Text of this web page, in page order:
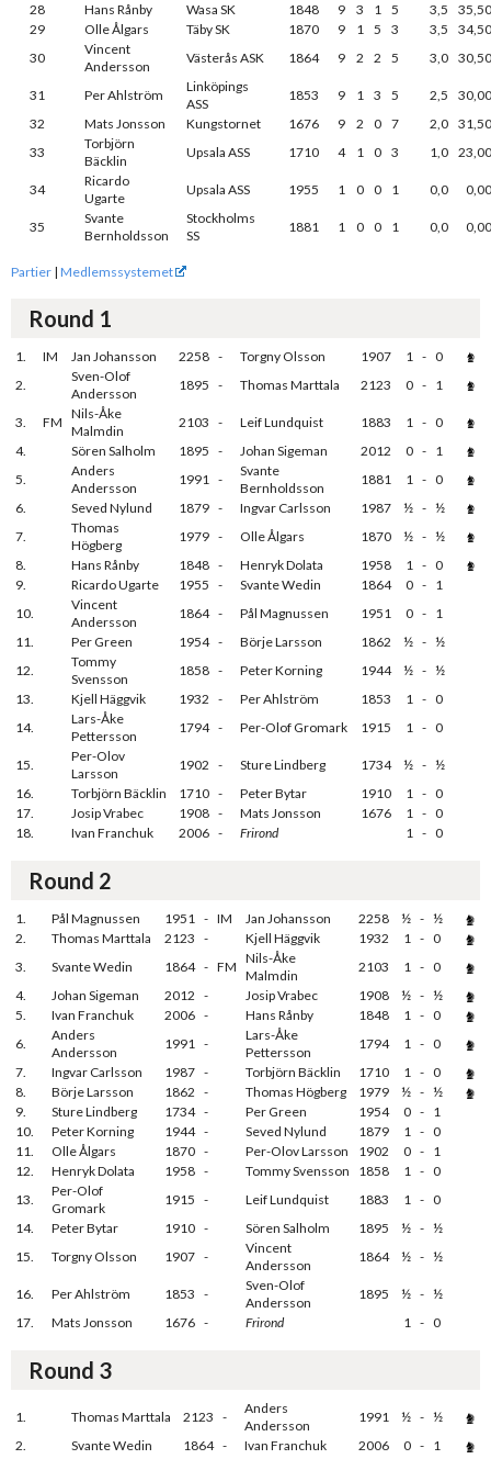
28
Hans Rånby Wasa SK 1848 9 3 1 5 3,5
35,50
29
Olle Ålgars Täby SK 1870 9 1 5 3 3,5
34,50
30
Vincent
Andersson
Västerås ASK 1864 9 2 2 5 3,0 30,50
31 Per Ahlström
Linköpings
ASS
1853 9 1 3 5 2,5
30,00
32
Mats Jonsson Kungstornet 1676 9 2 0 7 2,0 31,50
33
Torbjörn
Bäcklin
Upsala ASS 1710 4 1 0 3 1,0 23,00
34
Ricardo
Ugarte
Upsala ASS 1955 1 0 0 1 0,0 0,00
35
Svante
Bernholdsson
Stockholms
SS
1881 1 0 0 1 0,0 0,00
Partier | Medlemssystemet
Round 1
1. IM Jan Johansson 2258 - Torgny Olsson 1907 1 - 0
2.
Sven-Olof
Andersson
1895 - Thomas Marttala 2123 0 - 1
3. FM
Nils-Åke
Malmdin
2103 - Leif Lundquist 1883 1 - 0
4.
Sören Salholm 1895 - Johan Sigeman 2012 0 - 1
5.
Anders
Andersson
1991 -
Svante
Bernholdsson
1881 1 - 0
6.
Seved Nylund 1879 - Ingvar Carlsson 1987 ½ - ½
7.
Thomas
Högberg
1979 - Olle Ålgars 1870 ½ - ½
8.
Hans Rånby 1848 - Henryk Dolata 1958 1 - 0
9.
Ricardo Ugarte 1955 - Svante Wedin 1864 0 - 1
10.
Vincent
Andersson
1864 - Pål Magnussen 1951 0 - 1
11.
Per Green 1954 - Börje Larsson 1862 ½ - ½
12.
Tommy
Svensson
1858 - Peter Korning 1944 ½ - ½
13.
Kjell Häggvik 1932 - Per Ahlström 1853 1 - 0
14.
Lars-Åke
Pettersson
1794 - Per-Olof Gromark 1915 1 - 0
15.
Per-Olov
Larsson
1902 - Sture Lindberg 1734 ½ - ½
16.
Torbjörn Bäcklin 1710 - Peter Bytar 1910 1 - 0
17.
Josip Vrabec 1908 - Mats Jonsson 1676 1 - 0
18.
Ivan Franchuk 2006 - Frirond 1 - 0
Round 2
1. Pål Magnussen 1951 - IM Jan Johansson 2258 ½ - ½
2.
Thomas Marttala 2123 - Kjell Häggvik 1932 1 - 0
3.
Svante Wedin 1864 - FM
Nils-Åke
Malmdin
2103 1 - 0
4.
Johan Sigeman 2012 - Josip Vrabec 1908 ½ - ½
5.
Ivan Franchuk 2006 - Hans Rånby 1848 1 - 0
6.
Anders
Andersson
1991 -
Lars-Åke
Pettersson
1794 1 - 0
7.
Ingvar Carlsson 1987 - Torbjörn Bäcklin 1710 1 - 0
8.
Börje Larsson 1862 - Thomas Högberg 1979 ½ - ½
9.
Sture Lindberg 1734 - Per Green 1954 0 - 1
10.
Peter Korning 1944 - Seved Nylund 1879 1 - 0
11.
Olle Ålgars 1870 - Per-Olov Larsson 1902 0 - 1
12.
Henryk Dolata 1958 - Tommy Svensson 1858 1 - 0
13.
Per-Olof
Gromark
1915 - Leif Lundquist 1883 1 - 0
14.
Peter Bytar 1910 - Sören Salholm 1895 ½ - ½
15.
Torgny Olsson 1907 -
Vincent
Andersson
1864 ½ - ½
16. Per Ahlström 1853 -
Sven-Olof
Andersson
1895 ½ - ½
17.
Mats Jonsson 1676 - Frirond 1 - 0
Round 3
1. Thomas Marttala 2123 -
Anders
Andersson
1991 ½ - ½
2.
Svante Wedin 1864 - Ivan Franchuk 2006 0 - 1